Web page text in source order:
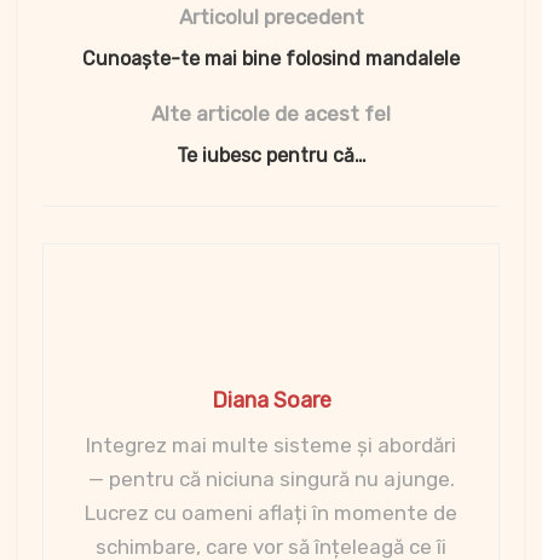
Articolul precedent
Cunoaște-te mai bine folosind mandalele
Alte articole de acest fel
Te iubesc pentru că…
Diana Soare
Integrez mai multe sisteme și abordări
— pentru că niciuna singură nu ajunge.
Lucrez cu oameni aflați în momente de
schimbare, care vor să înțeleagă ce îi